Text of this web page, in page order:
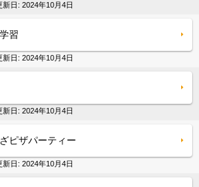
新日: 2024年10月4日
習
新日: 2024年10月4日
新日: 2024年10月4日
ピザパーティー
新日: 2024年10月4日